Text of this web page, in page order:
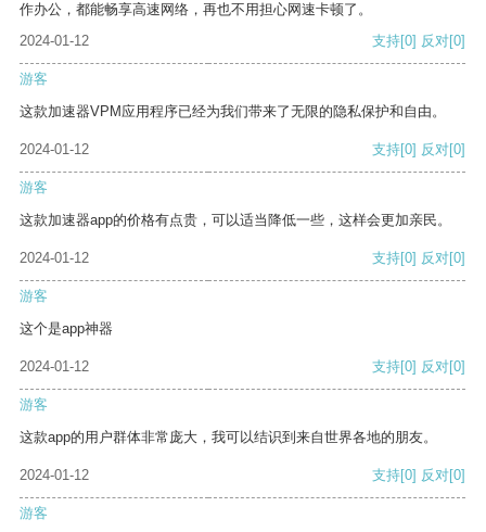
作办公，都能畅享高速网络，再也不用担心网速卡顿了。
2024-01-12
支持[0] 反对[0]
游客
这款加速器VPM应用程序已经为我们带来了无限的隐私保护和自由。
2024-01-12 支持[0] 反对[0]
游客
这款加速器app的价格有点贵，可以适当降低一些，这样会更加亲民。
2024-01-12 支持[0] 反对[0]
游客
这个是app神器
2024-01-12 支持[0] 反对[0]
游客
这款app的用户群体非常庞大，我可以结识到来自世界各地的朋友。
2024-01-12 支持[0] 反对[0]
游客